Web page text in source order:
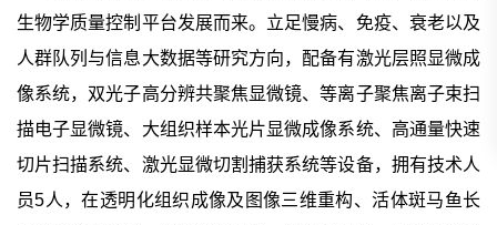
生物学质量控制平台发展而来。立足慢病、免疫、衰老以及
人群队列与信息大数据等研究方向，配备有激光层照显微成
像系统，双光子高分辨共聚焦显微镜、等离子聚焦离子束扫
描电子显微镜、大组织样本光片显微成像系统、高通量快速
切片扫描系统、激光显微切割捕获系统等设备，拥有技术人
员5人，在透明化组织成像及图像三维重构、活体斑马鱼长